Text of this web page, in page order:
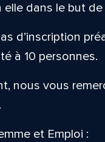
dans le but
d’inscription
à 10 personnes.
nous vous
et Emploi :